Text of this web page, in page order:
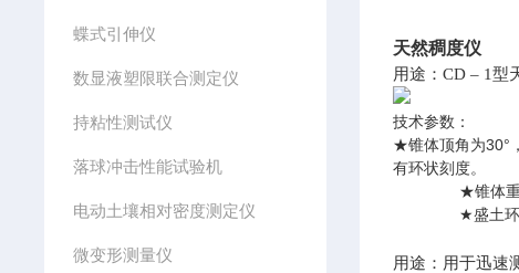
蝶式引伸仪
数显液塑限联合测定仪
持粘性测试仪
落球冲击性能试验机
电动土壤相对密度测定仪
微变形测量仪
天然稠度仪
用途：CD – 1型
技术参数：
★锥体顶角为30°
有环状刻度。
★锥体
★盛土
用途：用于迅速